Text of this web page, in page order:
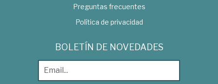
Preguntas frecuentes
Política de privacidad
BOLETÍN DE NOVEDADES